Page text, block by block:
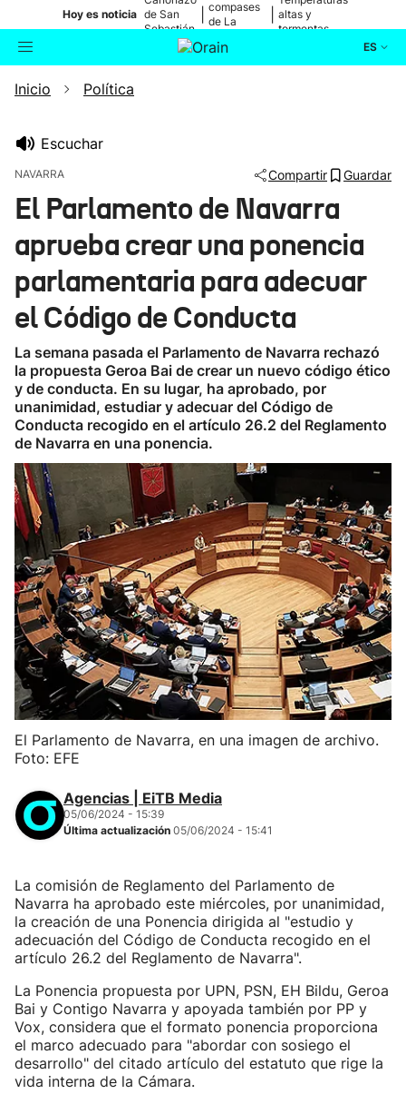
Hoy es noticia de San
Sebastián
compases
de La
altas y
tormentas
ES
Buscador
Ikusmiran
Eguraldia
Inicio Política
Escuchar
NAVARRA Compartir Guardar
El Parlamento de Navarra
aprueba crear una ponencia
parlamentaria para adecuar
el Código de Conducta
La semana pasada el Parlamento de Navarra rechazó
la propuesta Geroa Bai de crear un nuevo código ético
y de conducta. En su lugar, ha aprobado, por
unanimidad, estudiar y adecuar del Código de
Conducta recogido en el artículo 26.2 del Reglamento
de Navarra en una ponencia.
El Parlamento de Navarra, en una imagen de archivo.
Foto: EFE
Agencias | EiTB Media
05/06/2024 - 15:39
Última actualización 05/06/2024 - 15:41
La comisión de Reglamento del Parlamento de
Navarra ha aprobado este miércoles, por unanimidad,
la creación de una Ponencia dirigida al "estudio y
adecuación del Código de Conducta recogido en el
artículo 26.2 del Reglamento de Navarra".
La Ponencia propuesta por UPN, PSN, EH Bildu, Geroa
Bai y Contigo Navarra y apoyada también por PP y
Vox, considera que el formato ponencia proporciona
el marco adecuado para "abordar con sosiego el
desarrollo" del citado artículo del estatuto que rige la
vida interna de la Cámara.